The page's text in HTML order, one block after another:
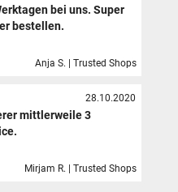
bei uns. Super
bestellen.
Anja S. | Trusted Shops
28.10.2020
mittlerweile 3
Mirjam R. | Trusted Shops